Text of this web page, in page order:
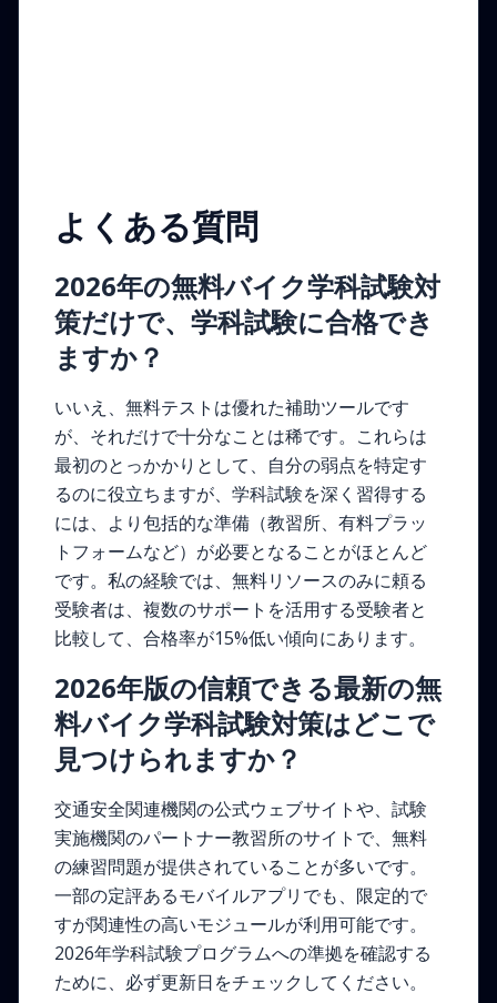
よくある質問
2026年の無料バイク学科試験対
策だけで、学科試験に合格でき
ますか？
いいえ、無料テストは優れた補助ツールです
が、それだけで十分なことは稀です。これらは
最初のとっかかりとして、自分の弱点を特定す
るのに役立ちますが、学科試験を深く習得する
には、より包括的な準備（教習所、有料プラッ
トフォームなど）が必要となることがほとんど
です。私の経験では、無料リソースのみに頼る
受験者は、複数のサポートを活用する受験者と
比較して、合格率が15%低い傾向にあります。
2026年版の信頼できる最新の無
料バイク学科試験対策はどこで
見つけられますか？
交通安全関連機関の公式ウェブサイトや、試験
実施機関のパートナー教習所のサイトで、無料
の練習問題が提供されていることが多いです。
一部の定評あるモバイルアプリでも、限定的で
すが関連性の高いモジュールが利用可能です。
2026年学科試験プログラムへの準拠を確認する
ために、必ず更新日をチェックしてください。